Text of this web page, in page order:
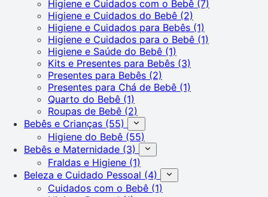
Higiene e Cuidados com o Bebê (7)
Higiene e Cuidados do Bebê (2)
Higiene e Cuidados para Bebês (1)
Higiene e Cuidados para o Bebê (1)
Higiene e Saúde do Bebê (1)
Kits e Presentes para Bebês (3)
Presentes para Bebês (2)
Presentes para Chá de Bebê (1)
Quarto do Bebê (1)
Roupas de Bebê (2)
Bebês e Crianças (55)
Higiene do Bebê (55)
Bebês e Maternidade (3)
Fraldas e Higiene (1)
Beleza e Cuidado Pessoal (4)
Cuidados com o Bebê (1)